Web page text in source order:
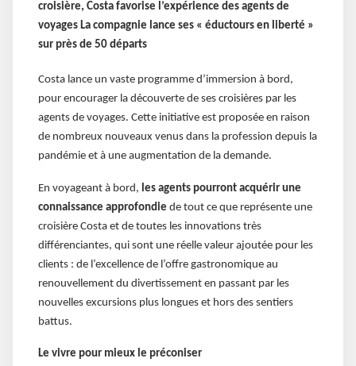
croisière, Costa favorise l’expérience des agents de
voyages La compagnie lance ses « éductours en liberté »
sur près de 50 départs
Costa lance un vaste programme d’immersion à bord,
pour encourager la découverte de ses croisières par les
agents de voyages. Cette initiative est proposée en raison
de nombreux nouveaux venus dans la profession depuis la
pandémie et à une augmentation de la demande.
En voyageant à bord, les agents pourront acquérir une
connaissance approfondie de tout ce que représente une
croisière Costa et de toutes les innovations très
différenciantes, qui sont une réelle valeur ajoutée pour les
clients : de l’excellence de l’offre gastronomique au
renouvellement du divertissement en passant par les
nouvelles excursions plus longues et hors des sentiers
battus.
Le vivre pour mieux le préconiser